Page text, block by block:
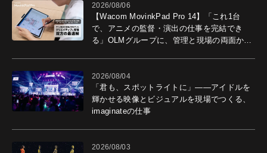
2026/08/06
【Wacom MovinkPad Pro 14】「これ1台
で、アニメの監督・演出の仕事を完結でき
る」OLMグループに、管理と現場の両面から
2026/08/04
「君も、スポットライトに」――アイドルを
輝かせる映像とビジュアルを現場でつくる、
imaginateの仕事
2026/08/03